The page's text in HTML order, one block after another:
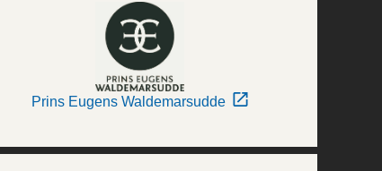
Prins Eugens Waldemarsudde